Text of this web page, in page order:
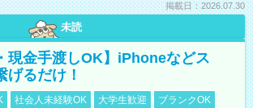
掲載日：2026.07.30
未読
現金手渡しOK】iPhoneなどス
げるだけ！
社会人未経験OK 大学生歓迎
ブランクOK